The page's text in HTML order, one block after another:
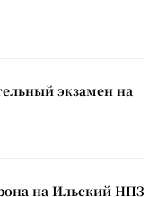
экзамен на
на Ильский НПЗ